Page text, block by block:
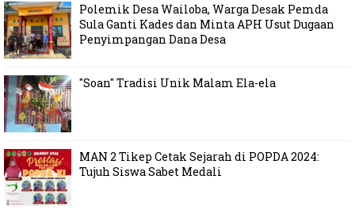
Polemik Desa Wailoba, Warga Desak Pemda
Sula Ganti Kades dan Minta APH Usut Dugaan
Penyimpangan Dana Desa
"Soan" Tradisi Unik Malam Ela-ela
MAN 2 Tikep Cetak Sejarah di POPDA 2024:
Tujuh Siswa Sabet Medali